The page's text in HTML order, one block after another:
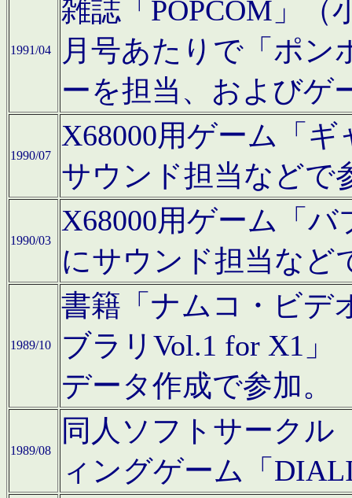
1991/04
雑誌「POPCOM」（
月号あたりで「ポン
ーを担当、およびゲ
1990/07
X68000用ゲーム「
サウンド担当などで
1990/03
X68000用ゲーム「
にサウンド担当など
1989/10
書籍「ナムコ・ビデ
ブラリVol.1 for X1」
データ作成で参加。
1989/08
同人ソフトサークル
ィングゲーム「